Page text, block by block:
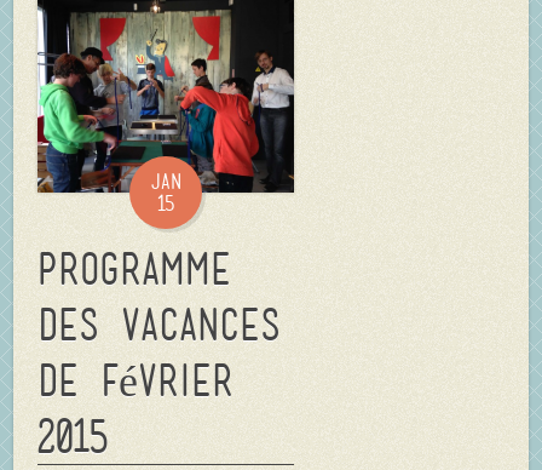
Jan
15
Programme
des vacances
de février
2015